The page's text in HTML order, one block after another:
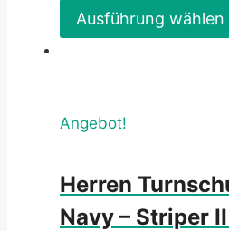
Ausführung wählen
Angebot!
Herren
Navy – Striper